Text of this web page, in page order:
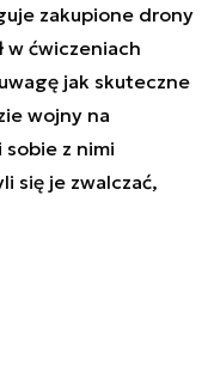
zakupione drony
w ćwiczeniach
jak skuteczne
wojny na
z nimi
się je zwalczać,